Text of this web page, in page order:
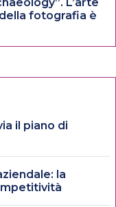
fotografia è
il piano di
la